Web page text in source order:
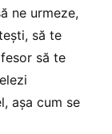
ne urmeze,
să te
să te
așa cum se